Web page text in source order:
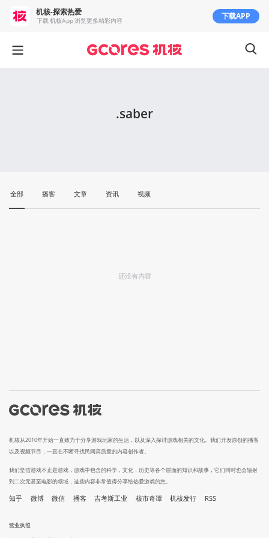
.saber
全部 播客 文章 资讯 视频
还没有内容
机核从2010年开始一直致力于分享游戏玩家的生活，以及深入探讨游戏相关的文化。我们开发原创的播客
以及视频节目，一直在不断寻找民间高质量的内容创作者。
我们坚信游戏不止是游戏，游戏中包含的科学，文化，历史等各个层面的知识和故事，它们同时也会辐射
到二次元甚至电影的领域，这些内容非常值得分享给热爱游戏的您。
知乎 微博 微信 播客 吉考斯工业 核市奇谭 机核发行 RSS
营业执照
机核-探索热爱
下载 机核App 浏览更多精彩内容 下载APP